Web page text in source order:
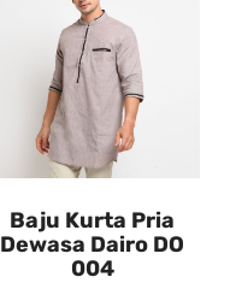
Baju Kurta Pria
Dewasa Dairo DO
004